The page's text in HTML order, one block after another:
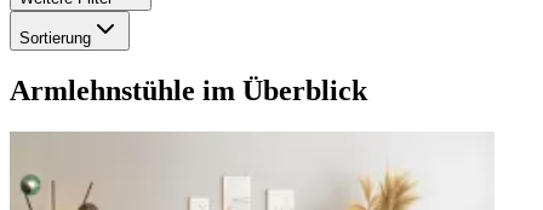
Sortierung
Armlehnstühle im Überblick